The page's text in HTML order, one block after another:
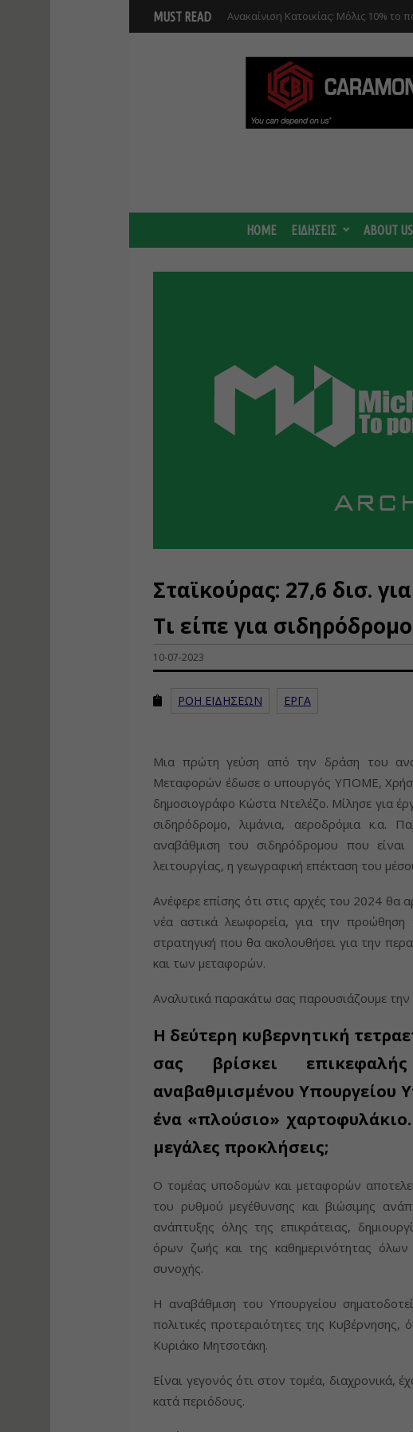
MUST READ Ανακαίνιση Κατοικίας: Μόλις 10% το
HOME ΕΙΔΗΣΕΙΣ ABOUT US
Σταϊκούρας: 27,6 δισ.
Τι είπε για
10-07-2023
ΡΟΗ ΕΙΔΗΣΕΩΝ ΕΡΓΑ
Μια πρώτη γεύση από την δράση του
Μεταφορών έδωσε ο υπουργός ΥΠΟΜΕ,
δημοσιογράφο Κώστα Ντελέζο. Μίλησε για
σιδηρόδρομο, λιμάνια, αεροδρόμια κ.α.
αναβάθμιση του σιδηρόδρομου που
λειτουργίας, η γεωγραφική επέκταση του
Ανέφερε επίσης ότι στις αρχές του 2024
νέα αστικά λεωφορεία, για την
στρατηγική που θα ακολουθήσει για την
και των μεταφορών.
Αναλυτικά παρακάτω σας παρουσιάζουμε την
Η δεύτερη κυβερνητική
σας βρίσκει
αναβαθμισμένου
ένα «πλούσιο» χαρτοφυλάκιο.
μεγάλες προκλήσεις;
Ο τομέας υποδομών και μεταφορών
του ρυθμού μεγέθυνσης και βιώσιμης
ανάπτυξης όλης της επικράτειας,
όρων ζωής και της καθημερινότητας
συνοχής.
Η αναβάθμιση του Υπουργείου
πολιτικές προτεραιότητες της
Κυριάκο Μητσοτάκη.
Είναι γεγονός ότι στον τομέα, διαχρονικά,
κατά περιόδους.